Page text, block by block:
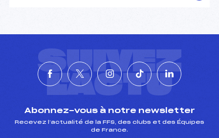
SUIVEZ
L'ACTU
Abonnez-vous à notre newsletter
Recevez l’actualité de la FFS, des clubs et des Équipes
de France.